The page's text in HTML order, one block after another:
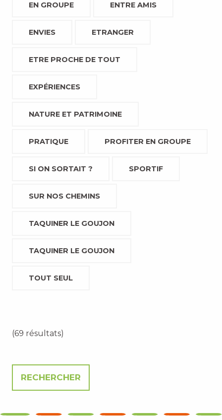
EN GROUPE ENTRE AMIS
ENVIES ETRANGER
ETRE PROCHE DE TOUT
EXPÉRIENCES
NATURE ET PATRIMOINE
PRATIQUE PROFITER EN GROUPE
SI ON SORTAIT ? SPORTIF
SUR NOS CHEMINS
TAQUINER LE GOUJON
TAQUINER LE GOUJON
TOUT SEUL
(69 résultats)